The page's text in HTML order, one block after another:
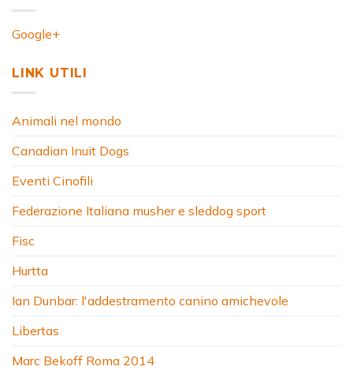
Google+
LINK UTILI
Animali nel mondo
Canadian Inuit Dogs
Eventi Cinofili
Federazione Italiana musher e sleddog sport
Fisc
Hurtta
Ian Dunbar: l'addestramento canino amichevole
Libertas
Marc Bekoff Roma 2014